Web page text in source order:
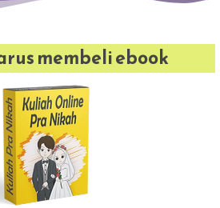
membeli ebook